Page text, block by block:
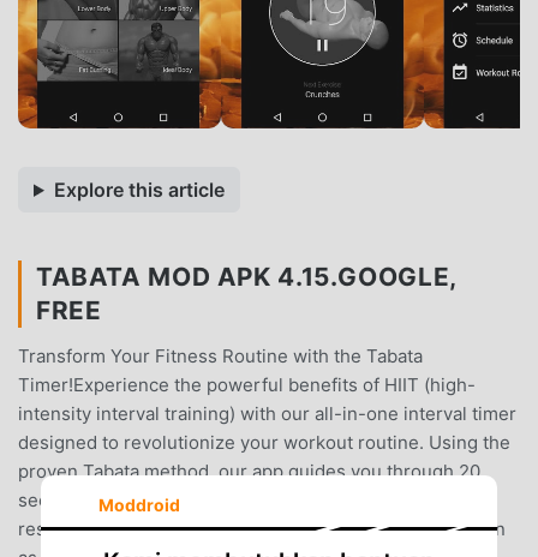
Explore this article
TABATA MOD APK 4.15.GOOGLE,
FREE
Transform Your Fitness Routine with the Tabata
Timer!Experience the powerful benefits of HIIT (high-
intensity interval training) with our all-in-one interval timer
designed to revolutionize your workout routine. Using the
proven Tabata method, our app guides you through 20
seconds of intense exercise followed by 10 seconds of
rest, repeated 8 times – making a quick 4-minute session
Moddroid